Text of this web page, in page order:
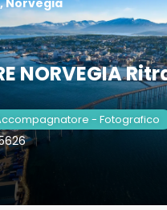
NORVEGIA
- Fotografico
Norvegia